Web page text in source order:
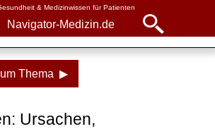
& Medizinwissen für Patienten
Navigator-Medizin.de
Thema ▶
Ursachen,